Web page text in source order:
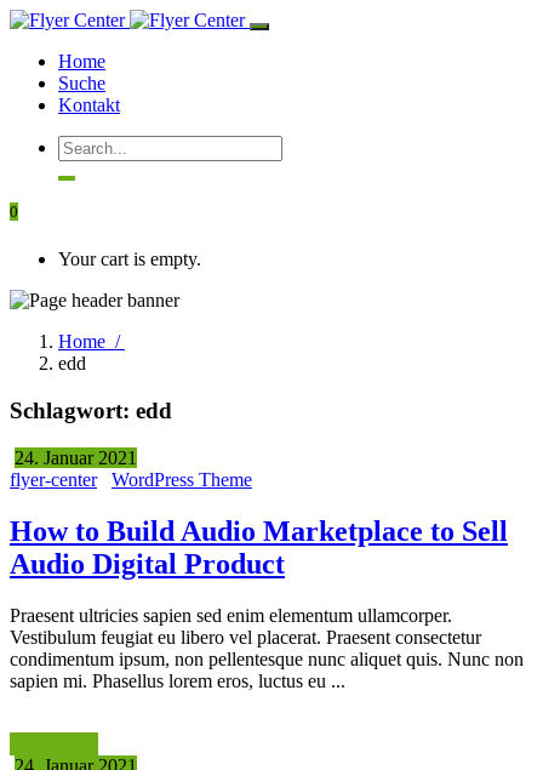
Home
Suche
Kontakt
0
Your cart is empty.
Home /
edd
Schlagwort: edd
24. Januar 2021
flyer-center
WordPress Theme
How to Build Audio Marketplace to Sell
Audio Digital Product
Praesent ultricies sapien sed enim elementum ullamcorper.
Vestibulum feugiat eu libero vel placerat. Praesent consectetur
condimentum ipsum, non pellentesque nunc aliquet quis. Nunc non
sapien mi. Phasellus lorem eros, luctus eu ...
24. Januar 2021